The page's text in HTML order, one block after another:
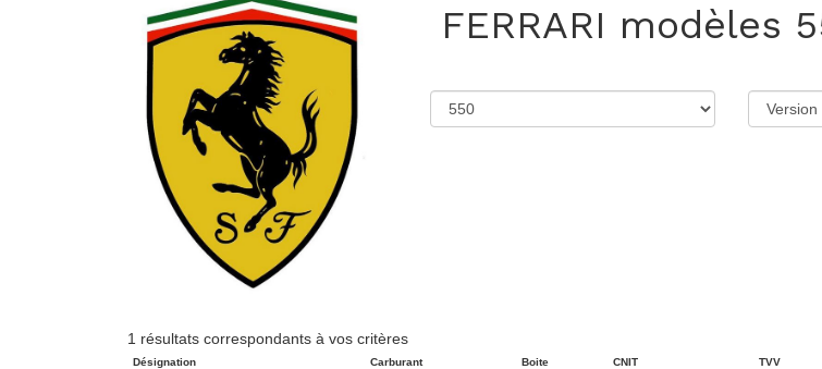
FERRARI modèles
1 résultats correspondants à vos critères
Désignation Carburant Boite CNIT TVV